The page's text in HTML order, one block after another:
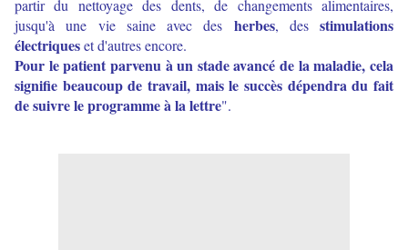
partir du nettoyage des dents, de changements alimentaires,
jusqu'à une vie saine avec des herbes, des stimulations
électriqueset d'autres encore.
Pour le patient parvenu à un stade avancé de la maladie, cela
signifie beaucoup de travail, mais le succès dépendra du fait
de suivre le programme à la lettre".